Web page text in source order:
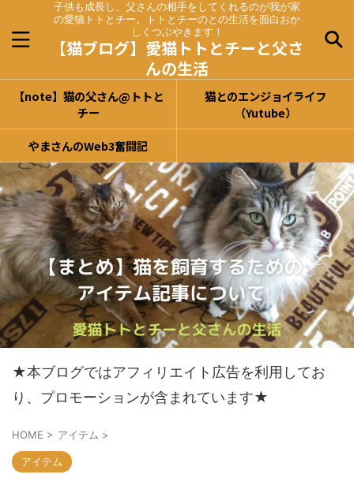
子供も成長し、父さんの相手をしてくれるのが我が家
の愛猫トトとチー。トトとチーのとの生活を面白おか
しくつぶやきます！
【猫ブログ】愛猫トトとチーと父さ
んの生活
【note】猫の父さん@トトと
チー
猫とのエンジョイライフ
（Yutube）
やまさんのWeb3奮闘記
★本ブログではアフィリエイト広告を利用してお
り、プロモーションが含まれています★
HOME > アイテム >
アイテム